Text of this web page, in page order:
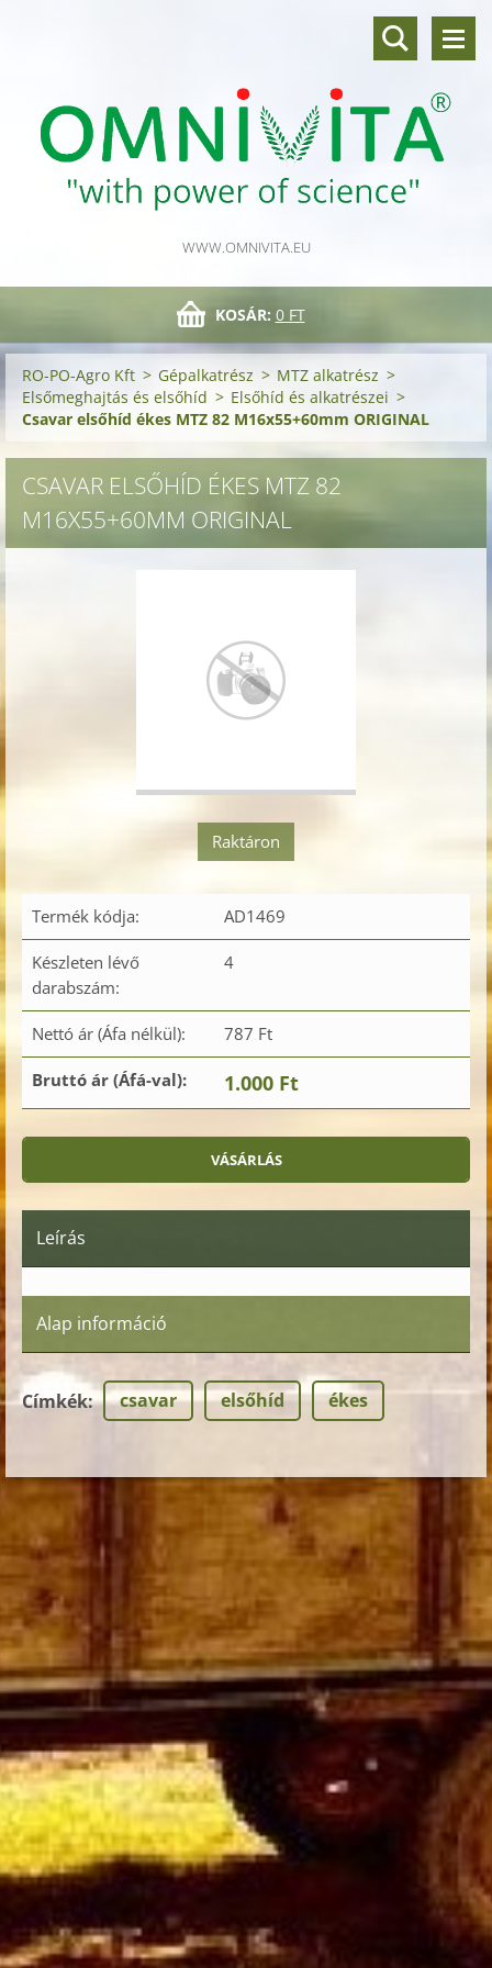
WWW.OMNIVITA.EU
KOSÁR: 0 FT
RO-PO-Agro Kft > Gépalkatrész > MTZ alkatrész >
Elsőmeghajtás és elsőhíd > Elsőhíd és alkatrészei >
Csavar elsőhíd ékes MTZ 82 M16x55+60mm ORIGINAL
CSAVAR ELSŐHÍD ÉKES MTZ 82
M16X55+60MM ORIGINAL
Raktáron
Termék kódja: AD1469
Készleten lévő
darabszám:
4
Nettó ár (Áfa nélkül): 787 Ft
Bruttó ár (Áfá-val): 1.000 Ft
Leírás
Alap információ
Címkék: csavar elsőhíd ékes